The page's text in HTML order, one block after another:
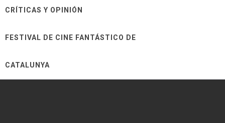
CRÍTICAS Y OPINIÓN
FESTIVAL DE CINE FANTÁSTICO DE
CATALUNYA